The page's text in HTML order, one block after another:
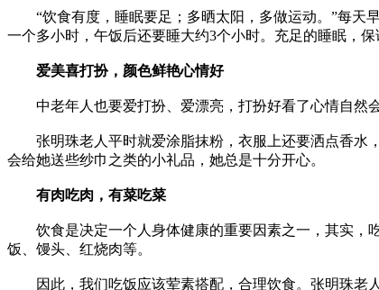
“饮食有度，睡眠要足；多晒太阳，多做运动。”每天
一个多小时，午饭后还要睡大约3个小时。充足的睡眠，
爱美喜打扮，颜色鲜艳心情好
中老年人也要爱打扮、爱漂亮，打扮好看了心情自然会
张明珠老人平时就爱涂脂抹粉，衣服上还要洒点香水
会给她送些纱巾之类的小礼品，她总是十分开心。
有肉吃肉，有菜吃菜
饮食是决定一个人身体健康的重要因素之一，其实，
饭、馒头、红烧肉等。
因此，我们吃饭应该荤素搭配，合理饮食。张明珠老人